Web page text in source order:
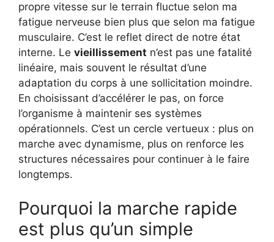
propre vitesse sur le terrain fluctue selon ma
fatigue nerveuse bien plus que selon ma fatigue
musculaire. C’est le reflet direct de notre état
interne. Le vieillissement n’est pas une fatalité
linéaire, mais souvent le résultat d’une
adaptation du corps à une sollicitation moindre.
En choisissant d’accélérer le pas, on force
l’organisme à maintenir ses systèmes
opérationnels. C’est un cercle vertueux : plus on
marche avec dynamisme, plus on renforce les
structures nécessaires pour continuer à le faire
longtemps.
Pourquoi la marche rapide
est plus qu’un simple